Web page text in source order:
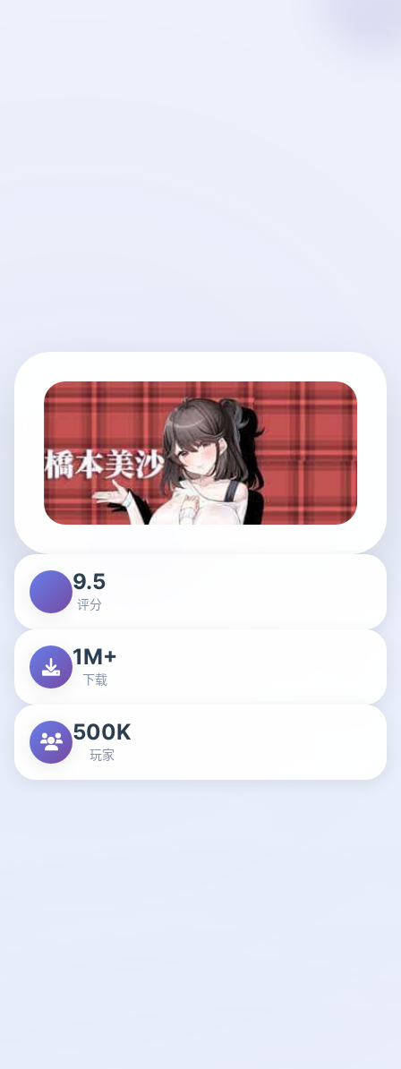
9.5
评分
1M+
下载
500K
玩家